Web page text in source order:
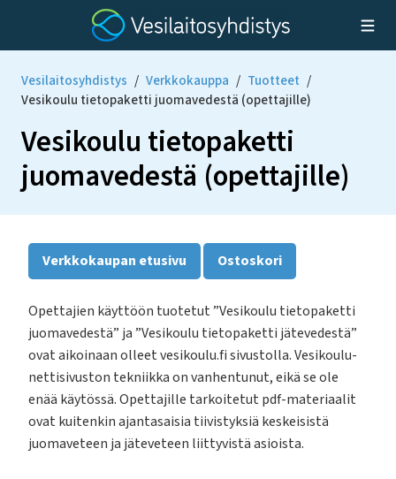
Vesilaitosyhdistys / Verkkokauppa / Tuotteet /
Vesikoulu tietopaketti juomavedestä (opettajille)
Vesikoulu tietopaketti
juomavedestä (opettajille)
Verkkokaupan etusivu Ostoskori
Opettajien käyttöön tuotetut ”Vesikoulu tietopaketti
juomavedestä” ja ”Vesikoulu tietopaketti jätevedestä”
ovat aikoinaan olleet vesikoulu.fi sivustolla. Vesikoulu-
nettisivuston tekniikka on vanhentunut, eikä se ole
enää käytössä. Opettajille tarkoitetut pdf-materiaalit
ovat kuitenkin ajantasaisia tiivistyksiä keskeisistä
juomaveteen ja jäteveteen liittyvistä asioista.